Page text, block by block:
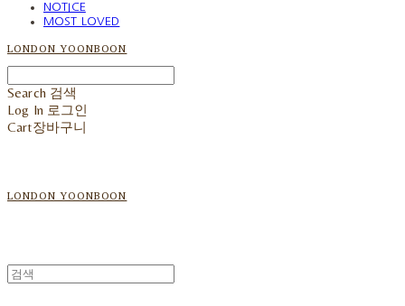
NOTICE
MOST LOVED
LONDON YOONBOON
Search 검색
Log In 로그인
Cart장바구니
LONDON YOONBOON